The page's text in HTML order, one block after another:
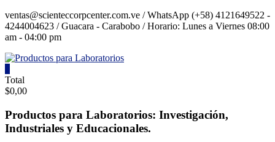
Saltar
contenido
ventas@scienteccorpcenter.com.ve / WhatsApp (+58) 4121649522 -
4244004623 / Guacara - Carabobo / Horario: Lunes a Viernes 08:00
am - 04:00 pm
Productos
para
Laboratorios
Investigación,
Total
$0,00
Productos para Laboratorios: Investigación,
Industriales y Educacionales.